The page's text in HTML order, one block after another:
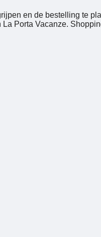
en de bestelling te
Porta Vacanze.